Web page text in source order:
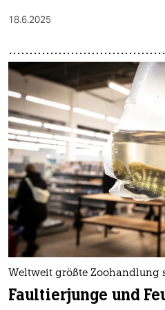
18.6.2025
Weltweit größte Zoohandlung
Faultierjunge und